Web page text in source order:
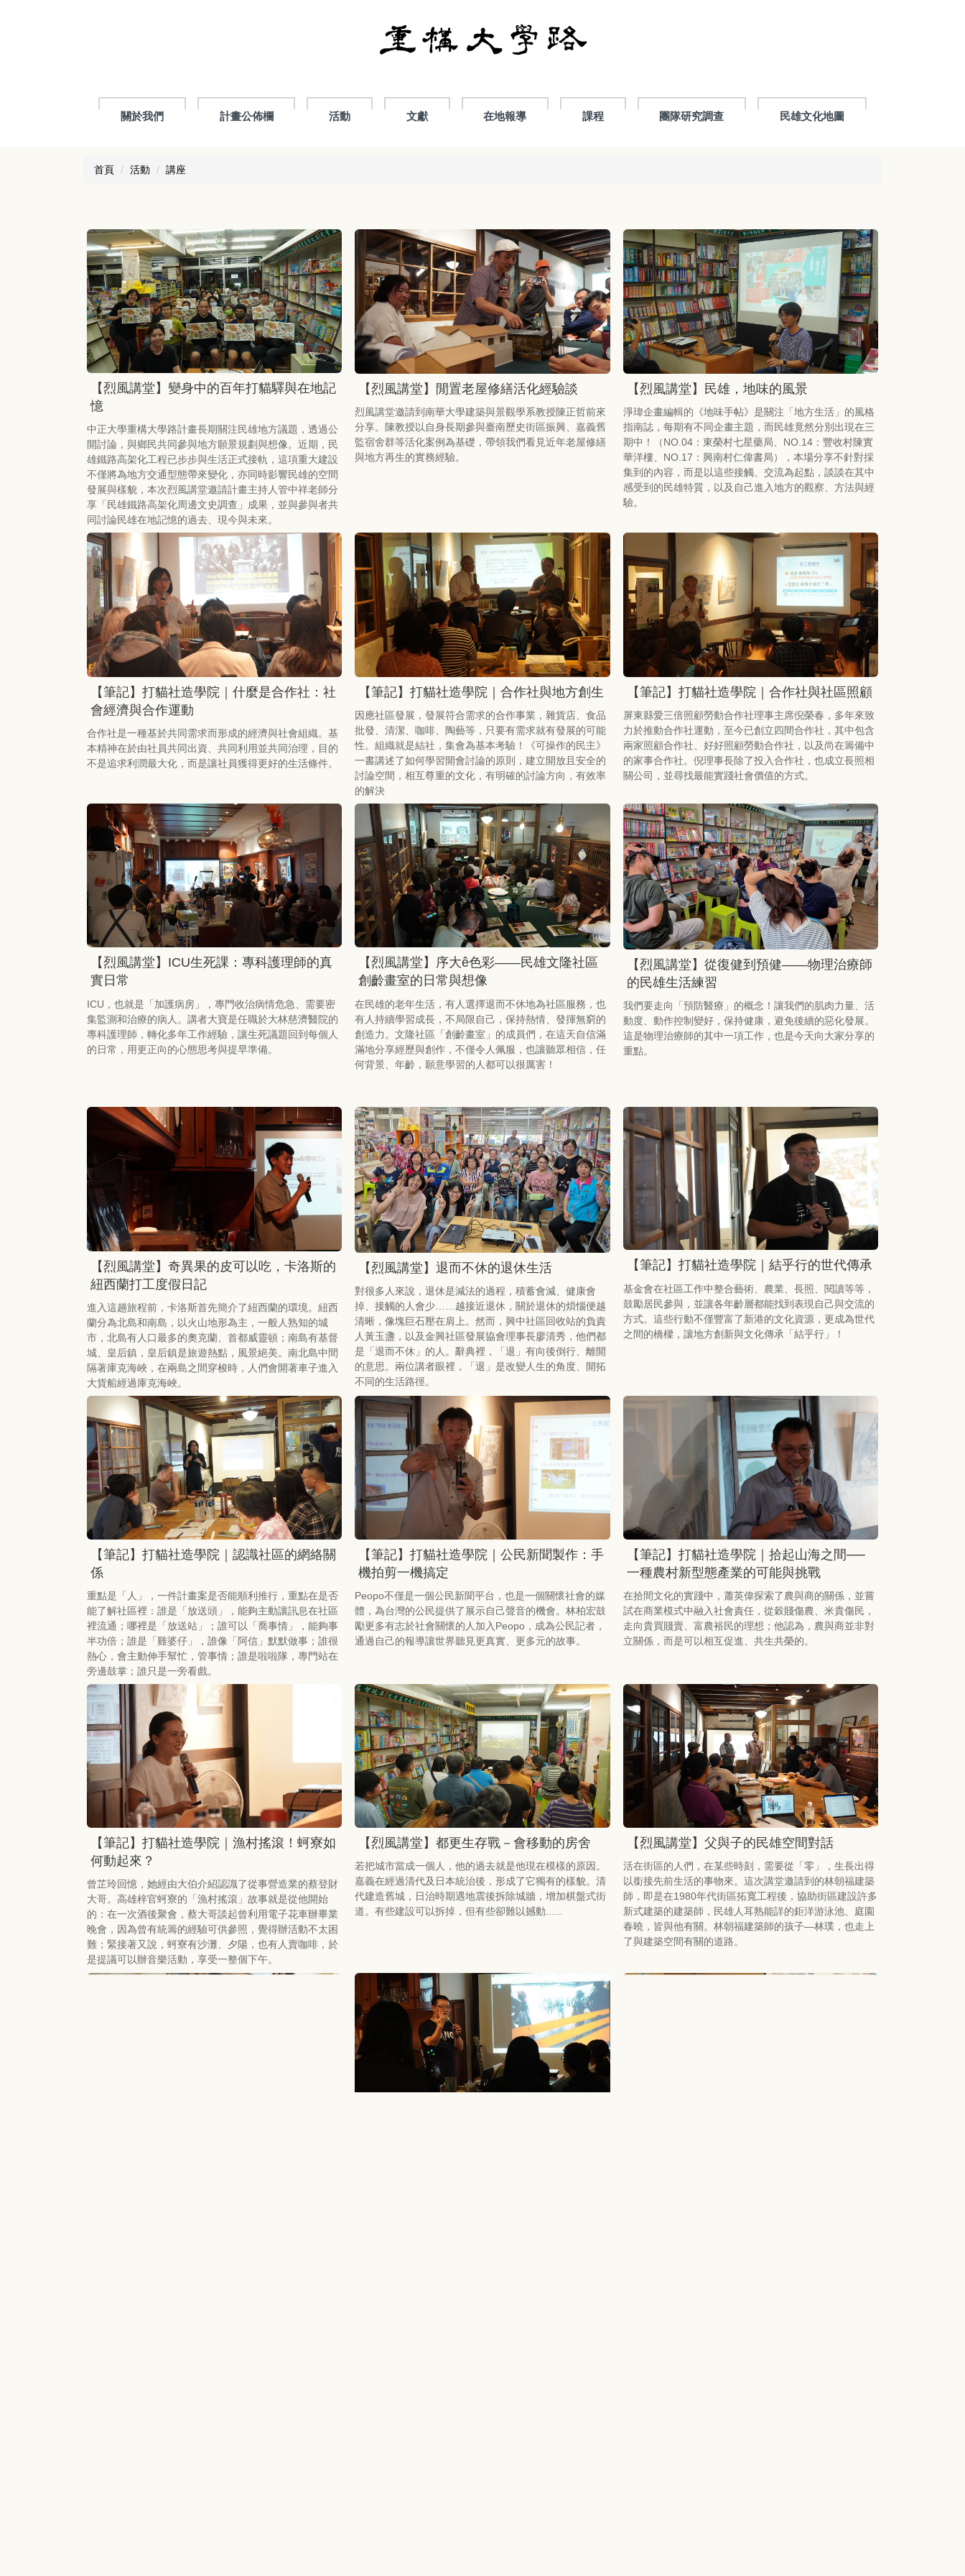
關於我們 計畫公佈欄 活動 文獻 在地報導 課程 團隊研究調查 民雄文化地圖
首頁 活動 講座
【烈風講堂】變身中的百年打貓驛與在地記
憶
中正大學重構大學路計畫長期關注民雄地方議題，透過公
開討論，與鄉民共同參與地方願景規劃與想像。近期，民
雄鐵路高架化工程已步步與生活正式接軌，這項重大建設
不僅將為地方交通型態帶來變化，亦同時影響民雄的空間
發展與樣貌，本次烈風講堂邀請計畫主持人管中祥老師分
享「民雄鐵路高架化周邊文史調查」成果，並與參與者共
同討論民雄在地記憶的過去、現今與未來。
【烈風講堂】閒置老屋修繕活化經驗談
烈風講堂邀請到南華大學建築與景觀學系教授陳正哲前來
分享。陳教授以自身長期參與臺南歷史街區振興、嘉義舊
監宿舍群等活化案例為基礎，帶領我們看見近年老屋修繕
與地方再生的實務經驗。
【烈風講堂】民雄，地味的風景
淨瑋企畫編輯的《地味手帖》是關注「地方生活」的風格
指南誌，每期有不同企畫主題，而民雄竟然分別出現在三
期中！（NO.04：東榮村七星藥局、NO.14：豐收村陳實
華洋樓、NO.17：興南村仁偉書局），本場分享不針對採
集到的內容，而是以這些接觸、交流為起點，談談在其中
感受到的民雄特質，以及自己進入地方的觀察、方法與經
驗。
【筆記】打貓社造學院｜什麼是合作社：社
會經濟與合作運動
合作社是一種基於共同需求而形成的經濟與社會組織。基
本精神在於由社員共同出資、共同利用並共同治理，目的
不是追求利潤最大化，而是讓社員獲得更好的生活條件。
【筆記】打貓社造學院｜合作社與地方創生
因應社區發展，發展符合需求的合作事業，雜貨店、食品
批發、清潔、咖啡、陶藝等，只要有需求就有發展的可能
性。組織就是結社，集會為基本考驗！《可操作的民主》
一書講述了如何學習開會討論的原則，建立開放且安全的
討論空間，相互尊重的文化，有明確的討論方向，有效率
的解決
【筆記】打貓社造學院｜合作社與社區照顧
屏東縣愛三倍照顧勞動合作社理事主席倪榮春，多年來致
力於推動合作社運動，至今已創立四間合作社，其中包含
兩家照顧合作社、好好照顧勞動合作社，以及尚在籌備中
的家事合作社。倪理事長除了投入合作社，也成立長照相
關公司，並尋找最能實踐社會價值的方式。
【烈風講堂】ICU生死課：專科護理師的真
實日常
ICU，也就是「加護病房」，專門收治病情危急、需要密
集監測和治療的病人。講者大寶是任職於大林慈濟醫院的
專科護理師，轉化多年工作經驗，讓生死議題回到每個人
的日常，用更正向的心態思考與提早準備。
【烈風講堂】序大ê色彩——民雄文隆社區
創齡畫室的日常與想像
在民雄的老年生活，有人選擇退而不休地為社區服務，也
有人持續學習成長，不局限自己，保持熱情、發揮無窮的
創造力。文隆社區「創齡畫室」的成員們，在這天自信滿
滿地分享經歷與創作，不僅令人佩服，也讓聽眾相信，任
何背景、年齡，願意學習的人都可以很厲害！
【烈風講堂】從復健到預健——物理治療師
的民雄生活練習
我們要走向「預防醫療」的概念！讓我們的肌肉力量、活
動度、動作控制變好，保持健康，避免後續的惡化發展。
這是物理治療師的其中一項工作，也是今天向大家分享的
重點。
【烈風講堂】奇異果的皮可以吃，卡洛斯的
紐西蘭打工度假日記
進入這趟旅程前，卡洛斯首先簡介了紐西蘭的環境。紐西
蘭分為北島和南島，以火山地形為主，一般人熟知的城
市，北島有人口最多的奧克蘭、首都威靈頓；南島有基督
城、皇后鎮，皇后鎮是旅遊熱點，風景絕美。南北島中間
隔著庫克海峽，在兩島之間穿梭時，人們會開著車子進入
大貨船經過庫克海峽。
【烈風講堂】退而不休的退休生活
對很多人來說，退休是減法的過程，積蓄會減、健康會
掉、接觸的人會少……越接近退休，關於退休的煩惱便越
清晰，像塊巨石壓在肩上。然而，興中社區回收站的負責
人黃玉盞，以及金興社區發展協會理事長廖清秀，他們都
是「退而不休」的人。辭典裡，「退」有向後倒行、離開
的意思。兩位講者眼裡，「退」是改變人生的角度、開拓
不同的生活路徑。
【筆記】打貓社造學院｜結乎行的世代傳承
基金會在社區工作中整合藝術、農業、長照、閱讀等等，
鼓勵居民參與，並讓各年齡層都能找到表現自己與交流的
方式。這些行動不僅豐富了新港的文化資源，更成為世代
之間的橋樑，讓地方創新與文化傳承「結乎行」！
【筆記】打貓社造學院｜認識社區的網絡關
係
重點是「人」，一件計畫案是否能順利推行，重點在是否
能了解社區裡：誰是「放送頭」，能夠主動讓訊息在社區
裡流通；哪裡是「放送站」；誰可以「喬事情」，能夠事
半功倍；誰是「雞婆仔」，誰像「阿信」默默做事；誰很
熱心，會主動伸手幫忙，管事情；誰是啦啦隊，專門站在
旁邊鼓掌；誰只是一旁看戲。
【筆記】打貓社造學院｜公民新聞製作：手
機拍剪一機搞定
Peopo不僅是一個公民新聞平台，也是一個關懷社會的媒
體，為台灣的公民提供了展示自己聲音的機會。林柏宏鼓
勵更多有志於社會關懷的人加入Peopo，成為公民記者，
通過自己的報導讓世界聽見更真實、更多元的故事。
【筆記】打貓社造學院｜拾起山海之間──
一種農村新型態產業的可能與挑戰
在拾間文化的實踐中，蕭英偉探索了農與商的關係，並嘗
試在商業模式中融入社會責任，從穀賤傷農、米貴傷民，
走向貴買賤賣、富農裕民的理想；他認為，農與商並非對
立關係，而是可以相互促進、共生共榮的。
【筆記】打貓社造學院｜漁村搖滾！蚵寮如
何動起來？
曾芷玲回憶，她經由大伯介紹認識了從事營造業的蔡登財
大哥。高雄梓官蚵寮的「漁村搖滾」故事就是從他開始
的：在一次酒後聚會，蔡大哥談起曾利用電子花車辦畢業
晚會，因為曾有統籌的經驗可供參照，覺得辦活動不太困
難；緊接著又說，蚵寮有沙灘、夕陽，也有人賣咖啡，於
是提議可以辦音樂活動，享受一整個下午。
【烈風講堂】都更生存戰－會移動的房舍
若把城市當成一個人，他的過去就是他現在模樣的原因。
嘉義在經過清代及日本統治後，形成了它獨有的樣貌。清
代建造舊城，日治時期遇地震後拆除城牆，增加棋盤式街
道。有些建設可以拆掉，但有些卻難以撼動......
【烈風講堂】父與子的民雄空間對話
活在街區的人們，在某些時刻，需要從「零」，生長出得
以銜接先前生活的事物來。這次講堂邀請到的林朝福建築
師，即是在1980年代街區拓寬工程後，協助街區建設許多
新式建築的建築師，民雄人耳熟能詳的鉅洋游泳池、庭園
春曉，皆與他有關。林朝福建築師的孩子—林璞，也走上
了與建築空間有關的道路。